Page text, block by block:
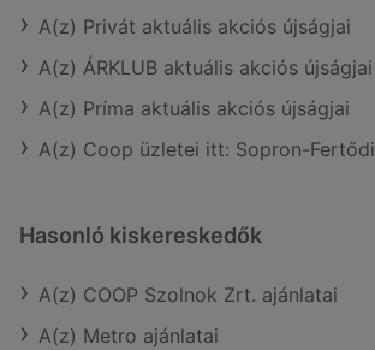
A(z) Privát aktuális akciós újságjai
A(z) ÁRKLUB aktuális akciós újságjai
A(z) Príma aktuális akciós újságjai
A(z) Coop üzletei itt: Sopron-Fertődi
Hasonló kiskereskedők
A(z) COOP Szolnok Zrt. ajánlatai
A(z) Metro ajánlatai